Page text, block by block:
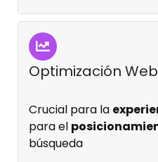
Optimización Web
Crucial para la
para el
búsqueda